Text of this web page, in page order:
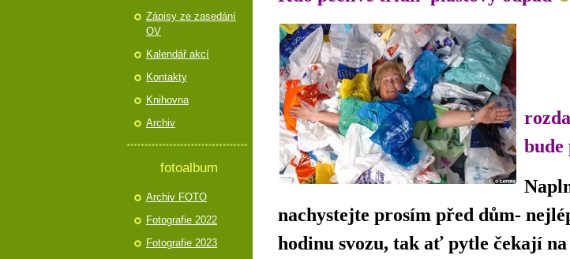
bude
nachystejte prosím před dům-
hodinu svozu, tak ať pytle čekají
Zápisy ze zasedání
OV
Kalendář akcí
Kontakty
Knihovna
Archiv
fotoalbum
Archiv FOTO
Fotografie 2022
Fotografie 2023